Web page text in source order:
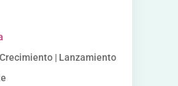
| Lanzamiento